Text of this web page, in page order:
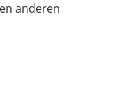
anderen